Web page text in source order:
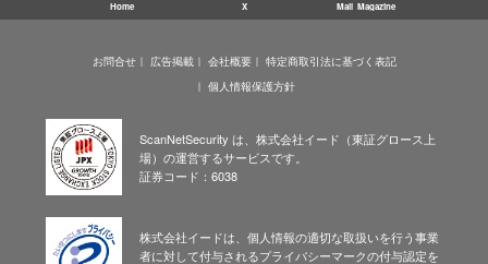
Home X Mail Magazine
お問合せ 広告掲載 会社概要
特定商取引法に基づく表記
個人情報保護方針
ScanNetSecurity は、株式会社イード（東証グロース上
場）の運営するサービスです。
証券コード：6038
株式会社イードは、個人情報の適切な取扱いを行う事業
者に対して付与されるプライバシーマークの付与認定を